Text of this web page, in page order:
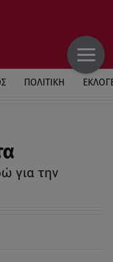
ΠΟΛΙΤΙΚΗ
για την